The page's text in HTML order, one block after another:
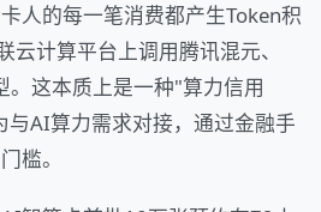
人的每一笔消费都产生Token积
云计算平台上调用腾讯混元、
。这本质上是一种"算力信用
AI算力需求对接，通过金融手
槛。